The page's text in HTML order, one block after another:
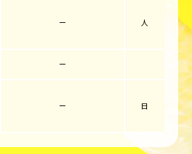
ー 人
ー
ー 日